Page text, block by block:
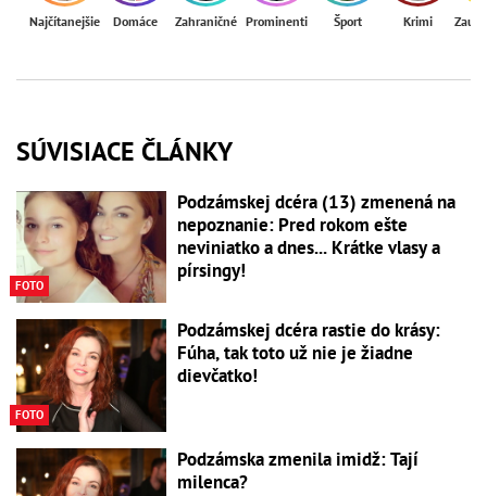
Najčítanejšie Domáce Zahraničné Prominenti Šport Krimi
SÚVISIACE ČLÁNKY
FOTO
Podzámskej dcéra (13) zmenená na
nepoznanie: Pred rokom ešte
neviniatko a dnes... Krátke vlasy a
pírsingy!
FOTO
Podzámskej dcéra rastie do krásy:
Fúha, tak toto už nie je žiadne
dievčatko!
Podzámska zmenila imidž: Tají
milenca?